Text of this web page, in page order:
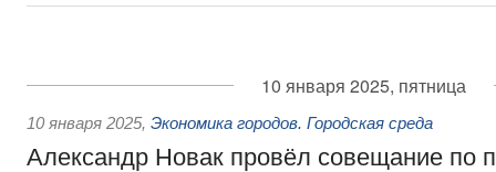
10 января 2025, пятница
10 января 2025, Экономика городов. Городская среда
Александр Новак провёл совещание по